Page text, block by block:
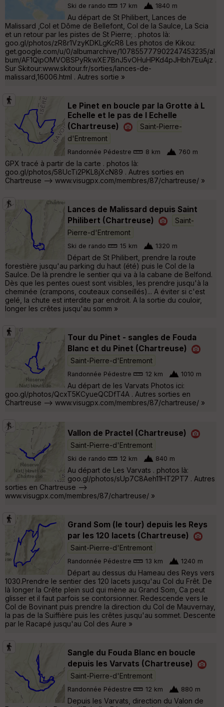
Ski de rando 17 km 1840 m
Au départ de St Philibert, Lances de
Malissard ,Col et Dôme de Bellefont, Col de la Saulce, La Scia
et un retour par les pistes de St Pierre; . photos là:
goo.gl/photos/zR8r1VzyKDKLgKcR8 Les photos de Kikou:
get.google.com/u/0/albumarchive/107855777902247453235/al
bum/AF1QipOMVOBSPyRkwXE7BnJ5vOHuHPKd4pJHbh7EuAjz .
Sur Skitour:www.skitour.fr/sorties/lances-de-
malissard,16006.html . Autres sortie »
Le Pinet en boucle par la Grotte à L
Echelle et le pas de l Echelle
(Chartreuse)
Saint-Pierre-
d'Entremont
Randonnée Pédestre 8 km 760 m
GPX tracé à partir de la carte . photos là:
goo.gl/photos/58UcTi2PKL8jXcN89 . Autres sorties en
Chartreuse --> www.visugpx.com/membres/87/chartreuse/ »
Lances de Malissard depuis Saint
Philibert (Chartreuse)
Saint-
Pierre-d'Entremont
Ski de rando 15 km 1320 m
Départ de St Philibert, prendre la route
forestière jusqu'au parking du haut (été) puis le Col de la
Saulce. De là prendre le sentier qui va à la cabane de Belfond.
Dès que les pentes ouest sont visibles, les prendre jusqu'à la
cheminée (crampons, couteaux conseillés)... A éviter si c'est
gelé, la chute est interdite par endroit. A la sortie du couloir,
longer les crêtes jusqu'au somm »
Tour du Pinet - sangles de Fouda
Blanc et du Pinet (Chartreuse)
Saint-Pierre-d'Entremont
Randonnée Pédestre 12 km 1010 m
Au départ de les Varvats Photos ici:
goo.gl/photos/QcxT5KCyueQCDfT4A . Autres sorties en
Chartreuse --> www.visugpx.com/membres/87/chartreuse/ »
Vallon de Practel (Chartreuse)
Saint-Pierre-d'Entremont
Ski de rando 12 km 840 m
Au départ de Les Varvats . photos là:
goo.gl/photos/sUp7C8Aeh11HT2PT7 . Autres
sorties en Chartreuse -->
www.visugpx.com/membres/87/chartreuse/ »
Grand Som (le tour) depuis les Reys
par les 120 lacets (Chartreuse)
Saint-Pierre-d'Entremont
Randonnée Pédestre 13 km 1240 m
Départ au dessus du Hameau des Reys vers
1030.Prendre le sentier des 120 lacets jusqu'au Col du Frêt. De
là longer la Crête plein sud qui mène au Grand Som, Ca peut
glisser et il faut parfois se contorsionner. Redescende vers le
Col de Bovinant puis prendre la direction du Col de Mauvernay,
la pas de la Suiffière puis les crêtes jusqu'au sommet. Descente
par le Racapé jusqu'au Col des Aure »
Sangle du Fouda Blanc en boucle
depuis les Varvats (Chartreuse)
Saint-Pierre-d'Entremont
Randonnée Pédestre 12 km 880 m
Depuis les Varvats, direction du Valon de